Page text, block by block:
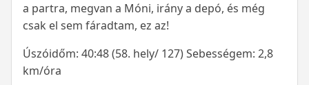
a partra, megvan a Móni, irány a depó, és még
csak el sem fáradtam, ez az!
Úszóidőm: 40:48 (58. hely/ 127) Sebességem: 2,8
km/óra